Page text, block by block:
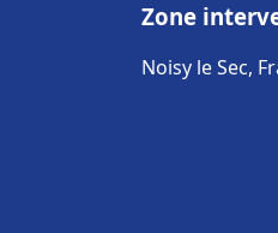
Zone
Noisy le Sec,